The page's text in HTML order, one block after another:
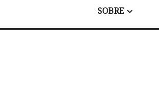
SOBRE